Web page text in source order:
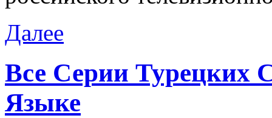
Далее
Все Серии Турецких
Языке